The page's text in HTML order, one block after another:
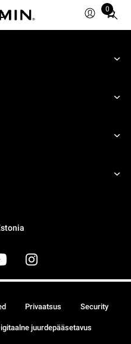
0
Total
Privaatsus Security
juurdepääsetavus